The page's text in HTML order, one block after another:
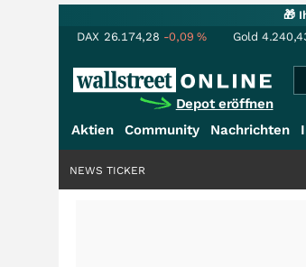
🎁
DAX 26.174,28 -0,09% Gold
Depot eröffnen
Aktien Community Nachrichten
NEWS TICKER